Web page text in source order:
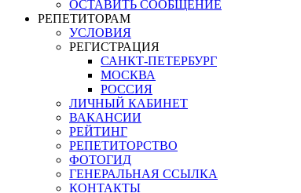
ОСТАВИТЬ СООБЩЕНИЕ
РЕПЕТИТОРАМ
УСЛОВИЯ
РЕГИСТРАЦИЯ
САНКТ-ПЕТЕРБУРГ
МОСКВА
РОССИЯ
ЛИЧНЫЙ КАБИНЕТ
ВАКАНСИИ
РЕЙТИНГ
РЕПЕТИТОРСТВО
ФОТОГИД
ГЕНЕРАЛЬНАЯ ССЫЛКА
КОНТАКТЫ